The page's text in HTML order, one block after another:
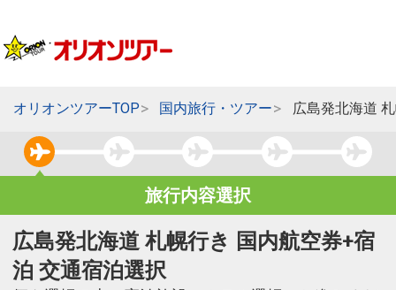
オリオンツアーTOP 国内旅行・ツアー 広島発北海道
旅行内容選択
広島発北海道 札幌行き 国内航空券+宿
泊 交通宿泊選択